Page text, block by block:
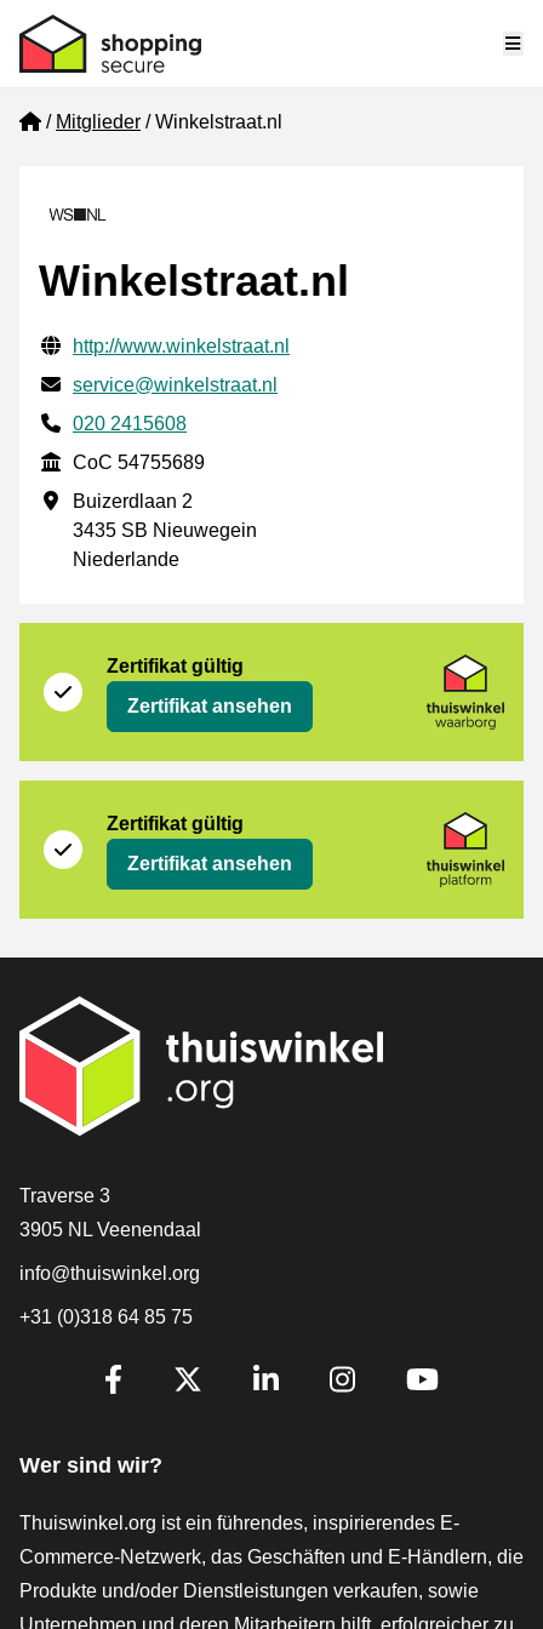
Home
Mitglieder Winkelstraat.nl
Winkelstraat.nl
Geprüfte Kontaktinformationen
Website URL
http://www.winkelstraat.nl
E-mail
service@winkelstraat.nl
Phone number
020 2415608
CoC
CoC 54755689
Geschäftsadresse
Buizerdlaan 2
3435 SB Nieuwegein
Niederlande
Zertifikat gültig
Zertifikat ansehen
Zertifikat gültig
Zertifikat ansehen
[_General:Contact]
Traverse 3
3905 NL Veenendaal
info@thuiswinkel.org
+31 (0)318 64 85 75
[_General:SocialMediaTitle]
Wer sind wir?
Thuiswinkel.org ist ein führendes, inspirierendes E-
Commerce-Netzwerk, das Geschäften und E-Händlern, die
Produkte und/oder Dienstleistungen verkaufen, sowie
Unternehmen und deren Mitarbeitern hilft, erfolgreicher zu